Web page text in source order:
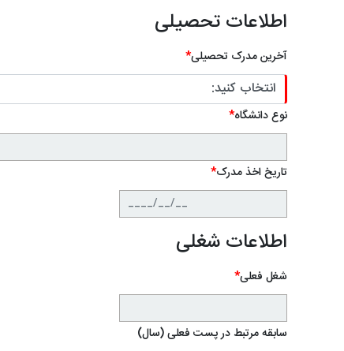
اطلاعات تحصیلی
آخرین مدرک تحصیلی*
نوع دانشگاه*
تاریخ اخذ مدرک*
اطلاعات شغلی
شغل فعلی*
سابقه مرتبط در پست فعلی (سال)